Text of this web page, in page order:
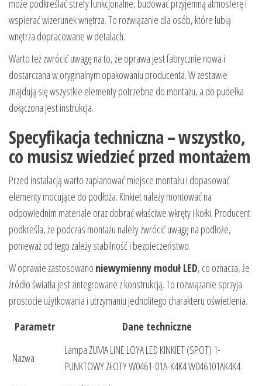
może podkreślać strefy funkcjonalne, budować przyjemną atmosferę i
wspierać wizerunek wnętrza. To rozwiązanie dla osób, które lubią
wnętrza dopracowane w detalach.
Warto też zwrócić uwagę na to, że oprawa jest fabrycznie nowa i
dostarczana w oryginalnym opakowaniu producenta. W zestawie
znajdują się wszystkie elementy potrzebne do montażu, a do pudełka
dołączona jest instrukcja.
Specyfikacja techniczna – wszystko,
co musisz wiedzieć przed montażem
Przed instalacją warto zaplanować miejsce montażu i dopasować
elementy mocujące do podłoża. Kinkiet należy montować na
odpowiednim materiale oraz dobrać właściwe wkręty i kołki. Producent
podkreśla, że podczas montażu należy zwrócić uwagę na podłoże,
ponieważ od tego zależy stabilność i bezpieczeństwo.
W oprawie zastosowano niewymienny moduł LED, co oznacza, że
źródło światła jest zintegrowane z konstrukcją. To rozwiązanie sprzyja
prostocie użytkowania i utrzymaniu jednolitego charakteru oświetlenia.
Parametr
Dane techniczne
Nazwa
Lampa ZUMA LINE LOYA LED KINKIET (SPOT) 1-
PUNKTOWY ZŁOTY W0461-01A-K4K4 W046101AK4K4